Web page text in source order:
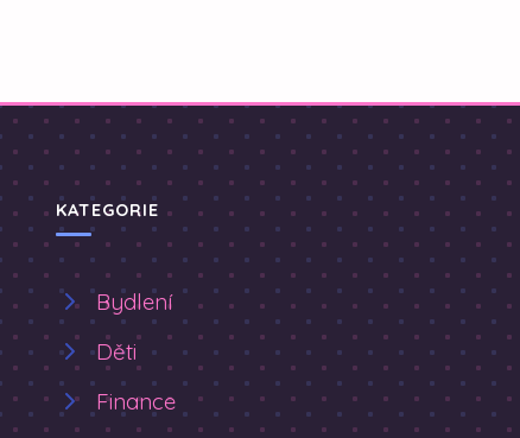
KATEGORIE
Bydlení
Děti
Finance